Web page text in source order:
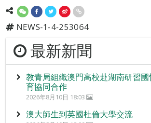
NEWS-1-4-253064
最新新聞
教青局組織澳門高校赴湖南研習
育協同合作
2026年8月10日 18:03
澳大師生到英國杜倫大學交流